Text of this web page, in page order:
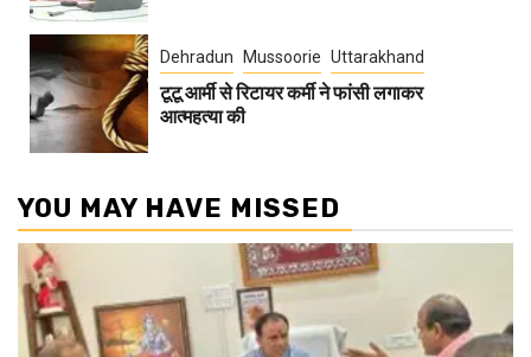
Dehradun Mussoorie Uttarakhand
टूटू आर्मी से रिटायर कर्मी ने फांसी लगाकर
आत्महत्या की
YOU MAY HAVE MISSED